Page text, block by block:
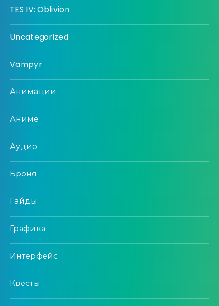
TES IV: Oblivion
Uncategorized
Vampyr
Анимации
Аниме
Аудио
Броня
Гайды
Графика
Интерфейс
Квесты